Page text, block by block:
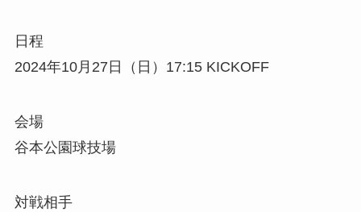
日程
2024年10月27日（日）17:15 KICKOFF
会場
谷本公園球技場
対戦相手